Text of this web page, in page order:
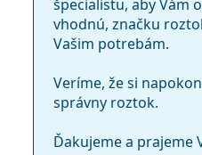
špecialistu, aby Vám
vhodnú, značku
Vašim potrebám.
Veríme, že si
správny roztok.
Ďakujeme a prajeme